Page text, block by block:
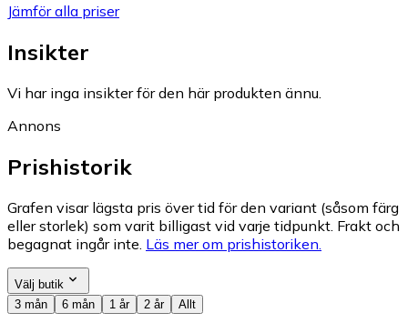
Jämför alla priser
Insikter
Vi har inga insikter för den här produkten ännu.
Annons
Prishistorik
Grafen visar lägsta pris över tid för den variant (såsom färg
eller storlek) som varit billigast vid varje tidpunkt. Frakt och
begagnat ingår inte. Läs mer om prishistoriken.
Välj butik
3 mån
6 mån 1 år 2 år Allt